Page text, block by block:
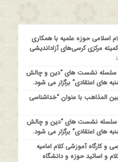
بینونت پیشینه // تقریرها // ادله
المذاهب با عنوان “خداشناسی از
؛ کاوش های #وحیانی و
بین المللی’فلسفه دین معاصر
اسلامی حوزه علمیه با همکاری
مرکزی کرسی‌های آزاداندیشی
سلسله نشست های “دین و چالش
های اعتقادی” برگزار می شود.
المذاهب با عنوان “خداشناسی
سلسله نشست های “دین و چالش
های اعتقادی” برگزار می شود.
و کارگاه آموزشی کلام امامیه
و اساتید حوزه و دانشگاه